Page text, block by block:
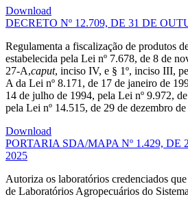
Download
DECRETO Nº 12.709, DE 31 DE
Regulamenta a fiscalização de produtos
estabelecida pela Lei nº 7.678, de 8 de
27-A,caput, inciso IV, e § 1º, inciso III,
A da Lei nº 8.171, de 17 de janeiro de
14 de julho de 1994, pela Lei nº 9.972,
pela Lei nº 14.515, de 29 de dezembro
Download
PORTARIA SDA/MAPA Nº 1.429, DE
2025
Autoriza os laboratórios credenciados
de Laboratórios Agropecuários do